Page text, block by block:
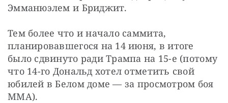
Эмманюэлем и Бриджит.
Тем более что и начало саммита,
планировавшегося на 14 июня, в итоге
было сдвинуто ради Трампа на 15-е (потому
что 14-го Дональд хотел отметить свой
юбилей в Белом доме — за просмотром боя
ММА).